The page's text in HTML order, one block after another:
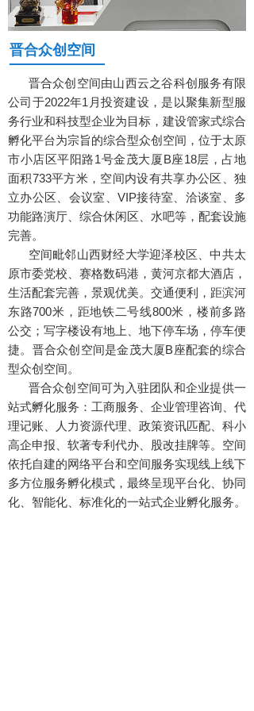
晋合众创空间
晋合众创空间由山西云之谷科创服务有限
公司于2022年1月投资建设，是以聚集新型服
务行业和科技型企业为目标，建设管家式综合
孵化平台为宗旨的综合型众创空间，位于太原
市小店区平阳路1号金茂大厦B座18层，占地
面积733平方米，空间内设有共享办公区、独
立办公区、会议室、VIP接待室、洽谈室、多
功能路演厅、综合休闲区、水吧等，配套设施
完善。
空间毗邻山西财经大学迎泽校区、中共太
原市委党校、赛格数码港，黄河京都大酒店，
生活配套完善，景观优美。交通便利，距滨河
东路700米，距地铁二号线800米，楼前多路
公交；写字楼设有地上、地下停车场，停车便
捷。晋合众创空间是金茂大厦B座配套的综合
型众创空间。
晋合众创空间可为入驻团队和企业提供一
站式孵化服务：工商服务、企业管理咨询、代
理记账、人力资源代理、政策资讯匹配、科小
高企申报、软著专利代办、股改挂牌等。空间
依托自建的网络平台和空间服务实现线上线下
多方位服务孵化模式，最终呈现平台化、协同
化、智能化、标准化的一站式企业孵化服务。